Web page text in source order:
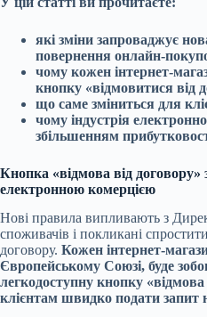
які зміни запроваджує
повернення онлайн-
чому кожен інтернет-
кнопку «відмовитися від
що саме зміниться для
чому індустрія
збільшенням
Кнопка «відмова від договору»
електронною комерцією
Нові правила випливають з
споживачів і покликані
договору. Кожен інтернет-
Європейському Союзі, буде
легкодоступну кнопку
клієнтам швидко подати запит